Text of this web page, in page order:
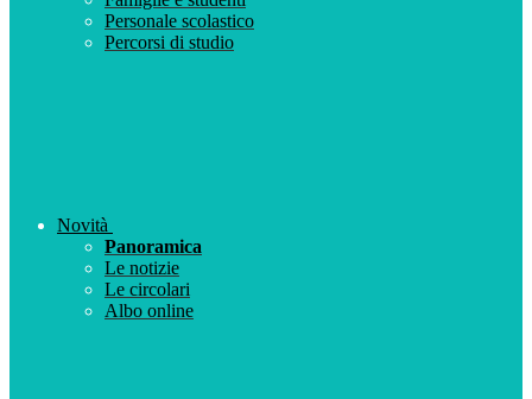
Personale scolastico
Percorsi di studio
Novità
Panoramica
Le notizie
Le circolari
Albo online